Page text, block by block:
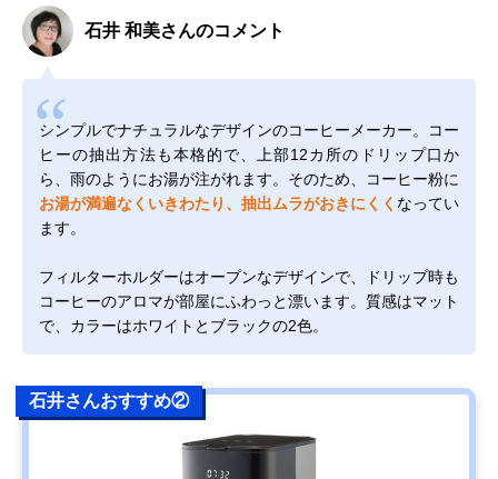
石井 和美さんのコメント
シンプルでナチュラルなデザインのコーヒーメーカー。コー
ヒーの抽出方法も本格的で、上部12カ所のドリップ口か
ら、雨のようにお湯が注がれます。そのため、コーヒー粉に
お湯が満遍なくいきわたり、抽出ムラがおきにくく なってい
ます。
フィルターホルダーはオープンなデザインで、ドリップ時も
コーヒーのアロマが部屋にふわっと漂います。質感はマット
で、カラーはホワイトとブラックの2色。
石井さんおすすめ②